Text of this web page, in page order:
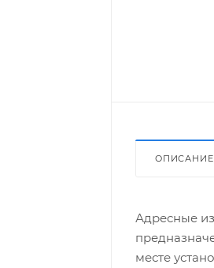
ОПИСАНИЕ
Адресные
месте